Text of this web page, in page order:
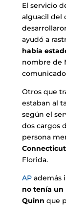
El servicio
alguacil del
ayudó a
había
nombre de
Otros que
estaban al
según el
dos cargos
persona
Connecticut
Florida.
APademás
no tenía un
Quinn que